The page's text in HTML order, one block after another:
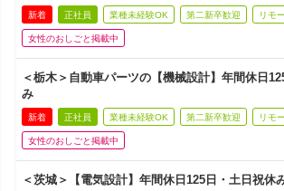
新着 正社員 業種未経験OK 第二新卒歓迎 リモ
女性のおしごと掲載中
＜栃木＞自動車パーツの【機械設計】年間休日
み
新着 正社員 業種未経験OK 第二新卒歓迎 リモ
女性のおしごと掲載中
＜茨城＞【電気設計】年間休日125日・土日祝